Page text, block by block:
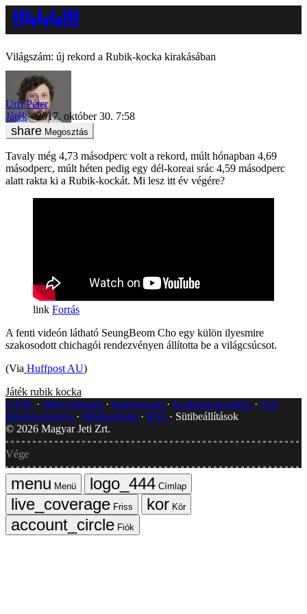
Világszám: új rekord a Rubik-kocka kirakásában
Urfi Péter
Játék
2017. október 30. 7:58
Megosztás
Tavaly még 4,73 másodperc volt a rekord, múlt hónapban 4,69
másodperc, múlt héten pedig egy dél-koreai srác 4,59 másodperc
alatt rakta ki a Rubik-kockát. Mi lesz itt év végére?
Forrás
A fenti videón látható SeungBeom Cho egy külön ilyesmire
szakosodott chichagói rendezvényen állította be a világcsúcsot.
(Via Huffpost AU)
Játék rubik kocka
GYIK
Hibát jelentek Impresszum Javítások kezelése
Jogi
dokumentumok
Médiaajánlat RSS
Sütibeállítások
© 2026 Magyar Jeti Zrt.
Vége
Menü
Címlap
Friss
Kör
Fiók